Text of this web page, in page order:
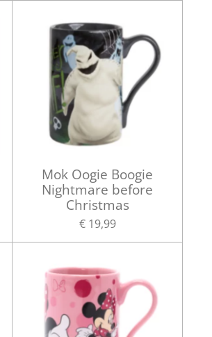
Mok Oogie Boogie
Nightmare before
Christmas
€ 19,99